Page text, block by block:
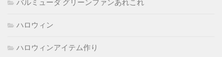
バルミューダ グリーンファンあれこれ
ハロウィン
ハロウィンアイテム作り